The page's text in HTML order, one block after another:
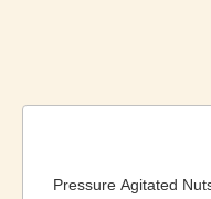
Pressure Agitated